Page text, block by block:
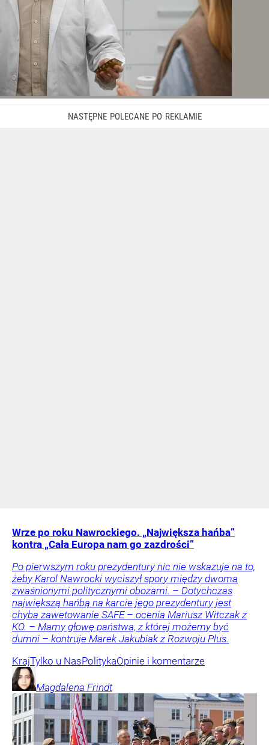
Wrze po roku Nawrockiego. „Największa hańba”
kontra „Cała Europa nam go zazdrości”
Po pierwszym roku prezydentury nic nie wskazuje na to,
żeby Karol Nawrocki wyciszył spory między dwoma
zwaśnionymi politycznymi obozami. – Dotychczas
największą hańbą na karcie jego prezydentury jest
chyba zawetowanie SAFE – ocenia Mariusz Witczak z
KO. – Mamy głowę państwa, z której możemy być
dumni – kontruje Marek Jakubiak z Rozwoju Plus.
KrajTylko u NasPolitykaOpinie i komentarze
Magdalena Frindt